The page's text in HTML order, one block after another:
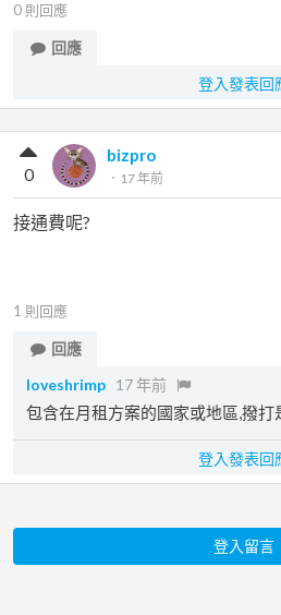
0 則回應
回應
登入發表回
bizpro
． 17 年前
0
接通費呢?
1 則回應
回應
loveshrimp 17 年前
包含在月租方案的國家或地區,撥
登入發表回
登入留言